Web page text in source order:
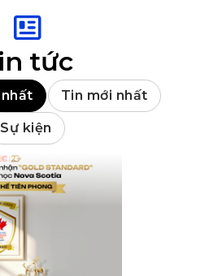
tức
Tin mới nhất
Sự kiện